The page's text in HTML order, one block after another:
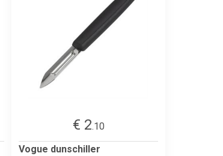
€ 2.10
Vogue dunschiller